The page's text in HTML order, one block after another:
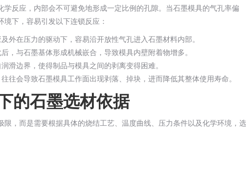
反应，内部会不可避免地形成一定比例的孔隙。当石墨模具的气孔率偏
下，容易引发以下连锁反应：
外在压力的驱动下，容易沿开放性气孔进入石墨材料内部。
，与石墨基体形成机械嵌合，导致模具内壁附着物增多。
滑边界，使得制品与模具之间的剥离变得困难。
往会导致石墨模具工作面出现剥落、掉块，进而降低其整体使用寿命。
的石墨选材依据
，而是需要根据具体的烧结工艺、温度曲线、压力条件以及化学环境，选